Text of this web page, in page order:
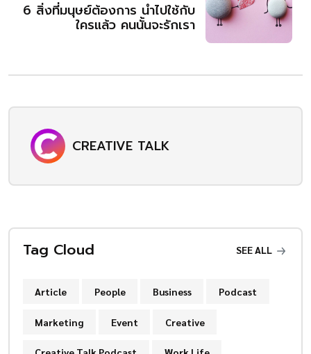
6 สิ่งที่มนุษย์ต้องการ นำไปใช้กับ
ใครแล้ว คนนั้นจะรักเรา
CREATIVE TALK
Tag Cloud SEE ALL
Article People Business Podcast
Marketing Event Creative